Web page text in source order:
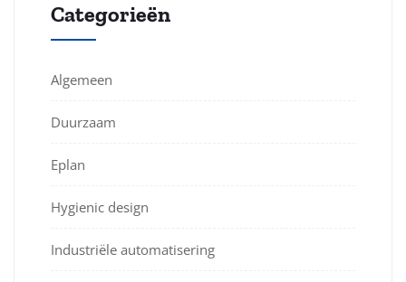
Categorieën
Algemeen
Duurzaam
Eplan
Hygienic design
Industriële automatisering